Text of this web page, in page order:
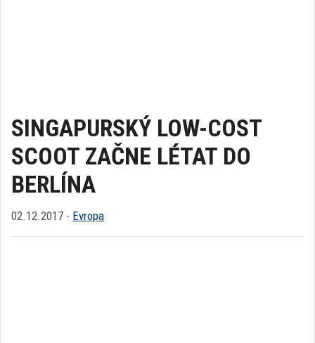
SINGAPURSKÝ LOW-COST
SCOOT ZAČNE LÉTAT DO
BERLÍNA
02.12.2017 - Evropa